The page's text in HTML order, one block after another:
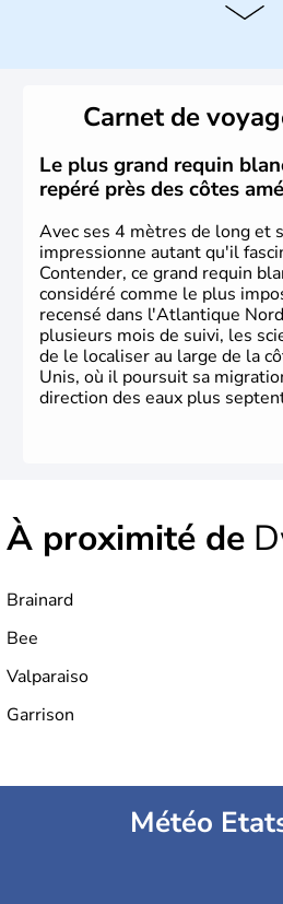
Plusieurs populations se sont
des européens, suite à la
Christophe Colomb en
britanniques proclament la
en 1776 et adoptent leur
La conquête de l'Ouest marque
phase de développement intense.
Carnet de
Le plus grand requin
repéré près des côtes
Avec ses 4 mètres de long et
impressionne autant qu'il
Contender, ce grand requin
considéré comme le plus
recensé dans l'Atlantique
plusieurs mois de suivi, les
de le localiser au large de la
Unis, où il poursuit sa
direction des eaux plus
À proximité de
Brainard
Bee
Valparaiso
Garrison
Météo